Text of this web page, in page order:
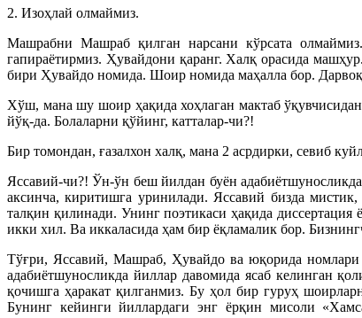
2. Изоҳлай олмаймиз.
Машрабни Машраб қилган нарсани кўрсата
гапираётирмиз. Ҳувайдони қаранг. Халқ орасида
бири Ҳувайдо номида. Шоир номида маҳалла бор.
Хўш, мана шу шоир ҳақида хоҳлаган мактаб
йўқ-да. Болаларни қўйинг, катталар-чи?!
Бир томондан, ғазалхон халқ, мана 2 асрдирки, севиб
Яссавий-чи?! Ўн-ўн беш йилдан буён
аксинча, киритишга уринилади. Яссавий бизда
талқин қилинади. Унинг поэтикаси ҳақида
икки хил. Ва иккаласида ҳам бир ёқламалик бор.
Тўғри, Яссавий, Машраб, Ҳувайдо ва юқорида номлари
адабиётшуносликда йиллар давомида ясаб келинган
қочишга ҳаракат қилганмиз. Бу ҳол бир гуруҳ
Бунинг кейинги йиллардаги энг ёрқин мисоли